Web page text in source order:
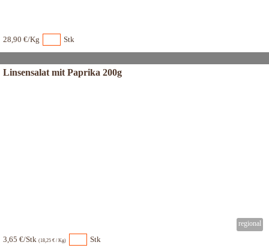
28,90 €/Kg Stk
Linsensalat mit Paprika 200g
3,65 €/Stk (18,25 € / Kg) Stk